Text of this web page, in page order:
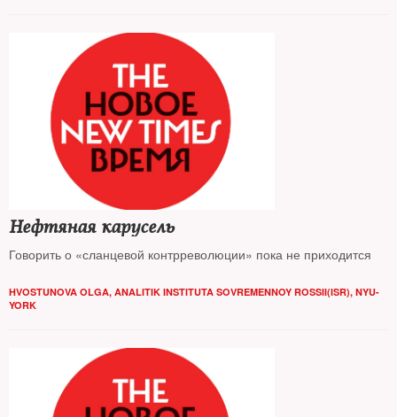
Нефтяная карусель
Говорить о «сланцевой контрреволюции» пока не приходится
HVOSTUNOVA OLGA, ANALITIK INSTITUTA SOVREMENNOY ROSSII(ISR), NYU-
YORK